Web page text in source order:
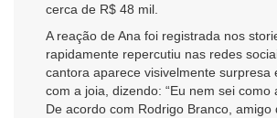
cerca de R$ 48 mil.
A reação de Ana foi registrada nos
rapidamente repercutiu nas redes
cantora aparece visivelmente surpresa
com a joia, dizendo: “Eu nem sei como
De acordo com Rodrigo Branco, amigo